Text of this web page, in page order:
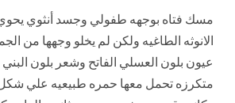
مسك فتاه بوجهه طفولي وجسد أنثوي
الانوثه الطاغيه ولكن لم يخلو وجهها من
عيون بلون العسلي الفاتح وشعر بلون البني
متكرزه تحمل معها حمره طبيعيه علي